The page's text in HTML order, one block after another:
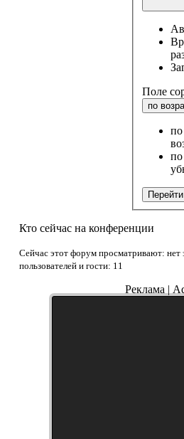
Поле
по
по
по
Перейти
Кто сейчас на конференции
Сейчас этот форум просматривают: нет
пользователей и гости: 11
Реклама |